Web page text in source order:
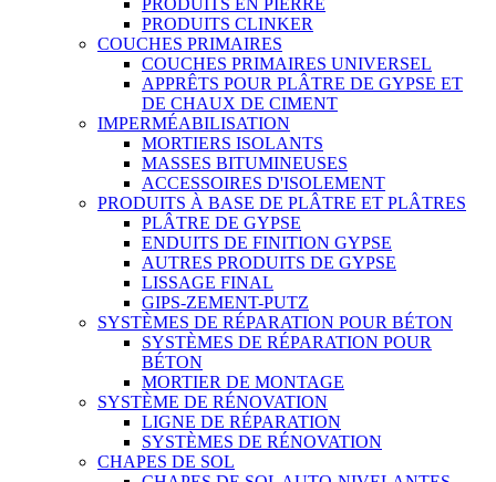
PRODUITS CLINKER
COUCHES PRIMAIRES
COUCHES PRIMAIRES UNIVERSEL
APPRÊTS POUR PLÂTRE DE GYPSE ET
DE CHAUX DE CIMENT
IMPERMÉABILISATION
MORTIERS ISOLANTS
MASSES BITUMINEUSES
ACCESSOIRES D'ISOLEMENT
PRODUITS À BASE DE PLÂTRE ET PLÂTRES
PLÂTRE DE GYPSE
ENDUITS DE FINITION GYPSE
AUTRES PRODUITS DE GYPSE
LISSAGE FINAL
GIPS-ZEMENT-PUTZ
SYSTÈMES DE RÉPARATION POUR BÉTON
SYSTÈMES DE RÉPARATION POUR
BÉTON
MORTIER DE MONTAGE
SYSTÈME DE RÉNOVATION
LIGNE DE RÉPARATION
SYSTÈMES DE RÉNOVATION
CHAPES DE SOL